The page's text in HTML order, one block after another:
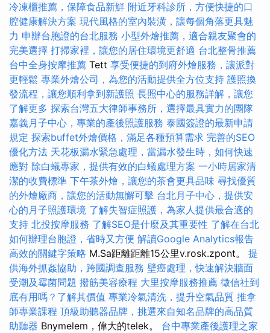
冷凍櫃推薦，保障食品新鮮 附近牙科診所，方便快捷的口
腔健康解決方案 現代風格的室內裝潢，讓每個角落更具魅
力 申辦台胞證的台北服務 小型外燴推薦，適合親友聚會的
完美選擇 打掃家裡，讓您的居住環境更舒適 台北整骨推薦
台中全身按摩推薦 Tett 享受便捷的到府外燴服務，讓派對
更輕鬆 專業外燴公司，為您的活動提供全方位支持 護照換
發流程，讓您順利拿到新護照 長照中心的服務詳解，讓您
了解更多 探索台灣五大律師事務所，選擇最具實力的團隊
嘉義月子中心，專業的產後照護服務 泰國簽證的最新申請
規定 探索buffet外燴價格，滿足各種預算需求 完善的SEO
優化方法 天花板漏水緊急處理，當漏水發生時，如何快速
應對 除白蟻專家，提供有效的白蟻處理方案 一小時居家清
潔的收費標準 下午茶外燴，讓您的茶會更具品味 尋找優質
的外燴廠商，讓您的活動無懈可擊 台北月子中心，提供安
心的月子照護環境 了解失智症照護，為家人提供最合適的
支持 北投按摩服務 了解SEO是什麼及其重要性 了解在台北
如何辦理台胞證，省時又方便 解讀Google Analytics報告
高效的關鍵字策略 M.Sa距離距離15公里v.rosk.zpont。 提
供海外抓姦協助，跨國調查服務 壁癌處理，快速解決牆面
受潮及霉菌問題 撥筋美容療程 大里按摩服務推薦 徵信社到
底有用嗎？了解其價值 專業冷氣清洗，提升空氣品質 推拿
師專業課程 頂級助聽器品牌，挑選來自知名品牌的高品質
助聽器 Bnymelem，偉大的telek。 台中專業產後護理之家